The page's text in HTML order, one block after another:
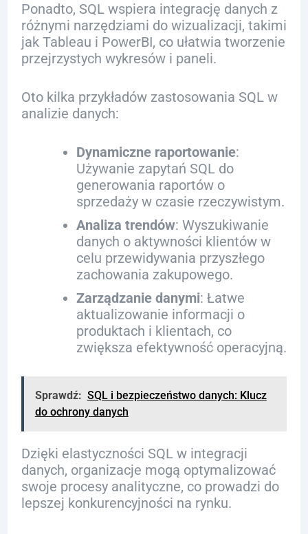
Ponadto, SQL wspiera integrację danych z
różnymi narzędziami do wizualizacji, takimi
jak Tableau i PowerBI, co ułatwia tworzenie
przejrzystych wykresów i paneli.
Oto kilka przykładów zastosowania SQL w
analizie danych:
Dynamiczne raportowanie:
Używanie zapytań SQL do
generowania raportów o
sprzedaży w czasie rzeczywistym.
Analiza trendów: Wyszukiwanie
danych o aktywności klientów w
celu przewidywania przyszłego
zachowania zakupowego.
Zarządzanie danymi: Łatwe
aktualizowanie informacji o
produktach i klientach, co
zwiększa efektywność operacyjną.
Sprawdź: SQL i bezpieczeństwo danych: Klucz
do ochrony danych
Dzięki elastyczności SQL w integracji
danych, organizacje mogą optymalizować
swoje procesy analityczne, co prowadzi do
lepszej konkurencyjności na rynku.